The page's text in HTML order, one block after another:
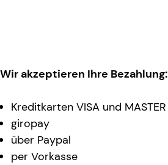
Wir akzeptieren Ihre Bezahlung:
Kreditkarten VISA und MASTER
giropay
über Paypal
per Vorkasse